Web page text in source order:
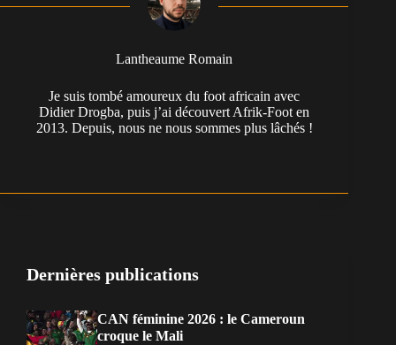
Lantheaume Romain
Je suis tombé amoureux du foot africain avec
Didier Drogba, puis j’ai découvert Afrik-Foot en
2013. Depuis, nous ne nous sommes plus lâchés !
Dernières publications
CAN féminine 2026 : le Cameroun
croque le Mali